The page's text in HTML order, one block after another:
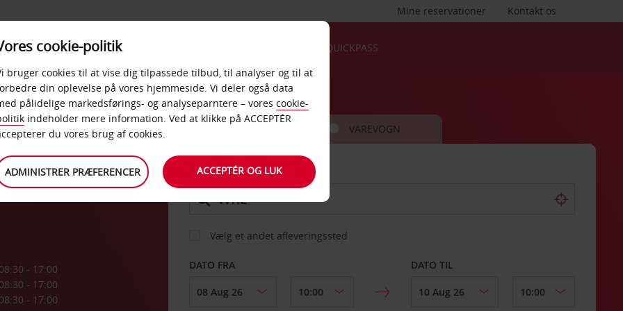
Kontakt os
Mine reservationer
PRODUKTER &
KONTORER
QUICKPASS
08:30 - 17:00
08:30 - 17:00
08:30 - 17:00
BIL VAREVOGN
AFHENT FRA
Vælg et andet afleveringssted
DATO FRA DATO TIL
cookie-politik
bruger cookies til at vise dig tilpassede tilbud, til analyser og til at
din oplevelse på vores hjemmeside. Vi deler også data
pålidelige markedsførings- og analyseparntere – vores cookie-
indeholder mere information. Ved at klikke på ACCEPTÉR
du vores brug af cookies.
ADMINISTRER PRÆFERENCER ACCEPTÉR OG LUK